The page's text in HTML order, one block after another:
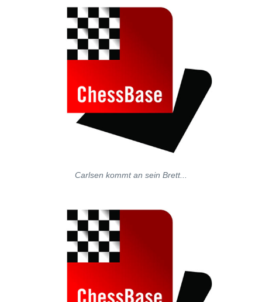
Carlsen kommt an sein Brett...